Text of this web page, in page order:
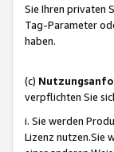
Sie Ihren privaten
Tag-Parameter
haben.
(c)
verpflichten Sie
i. Sie werden
Lizenz nutzen.Sie